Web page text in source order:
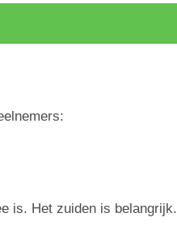
is. Het zuiden is belangrijk.